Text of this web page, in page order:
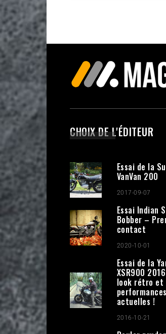
CHOIX DE L'ÉDITEUR
Essai de la
VanVan 200
2017-09-07
Essai Indian
Bobber –
contact
2020-10-01
Essai de la
XSR900
look rétro et
actuelles !
2016-10-21